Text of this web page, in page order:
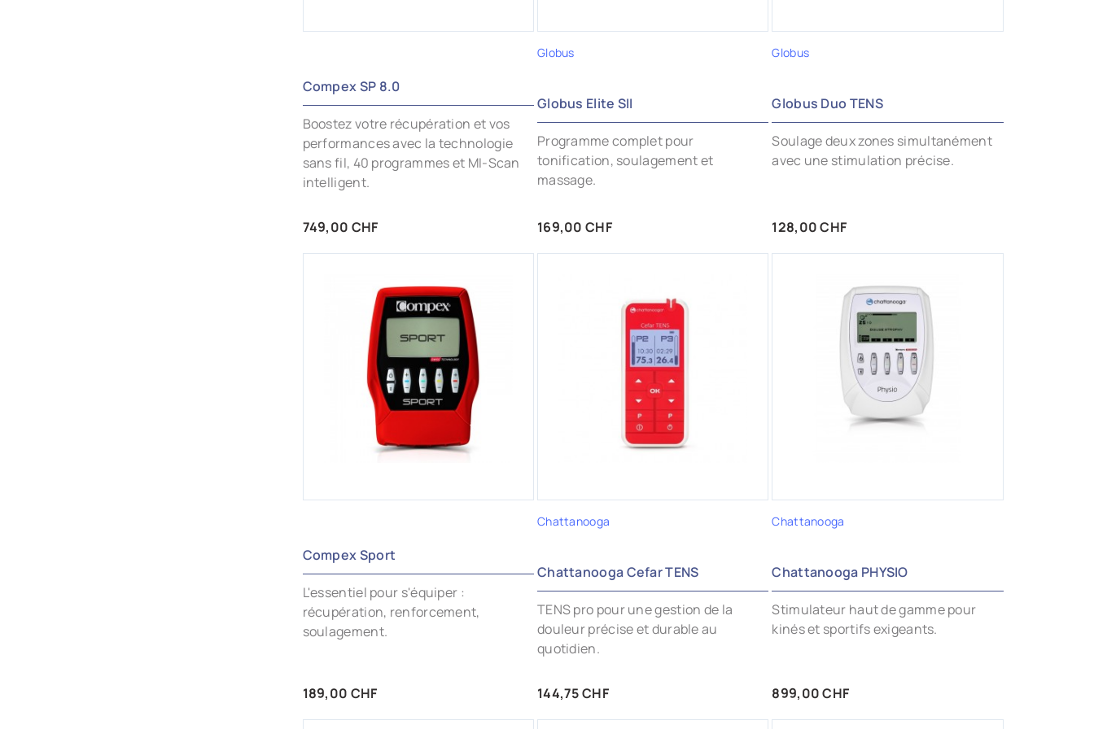
Compex SP 8.0
Boostez votre récupération et vos
performances avec la technologie
sans fil, 40 programmes et MI-Scan
intelligent.
Prix
749,00 CHF
AJOUTER AUX FAVORIS
Globus
Globus Elite SII
Programme complet pour
tonification, soulagement et
massage.
Prix
169,00 CHF
AJOUTER AUX FAVORIS
Globus
Globus Duo TENS
Soulage deux zones simultanément
avec une stimulation précise.
Prix
128,00 CHF
AJOUTER AUX FAVORIS
Compex Sport
L'essentiel pour s'équiper :
récupération, renforcement,
soulagement.
Prix
189,00 CHF
Chattanooga
Chattanooga Cefar TENS
TENS pro pour une gestion de la
douleur précise et durable au
quotidien.
Prix
144,75 CHF
Chattanooga
Chattanooga PHYSIO
Stimulateur haut de gamme pour
kinés et sportifs exigeants.
Prix
899,00 CHF